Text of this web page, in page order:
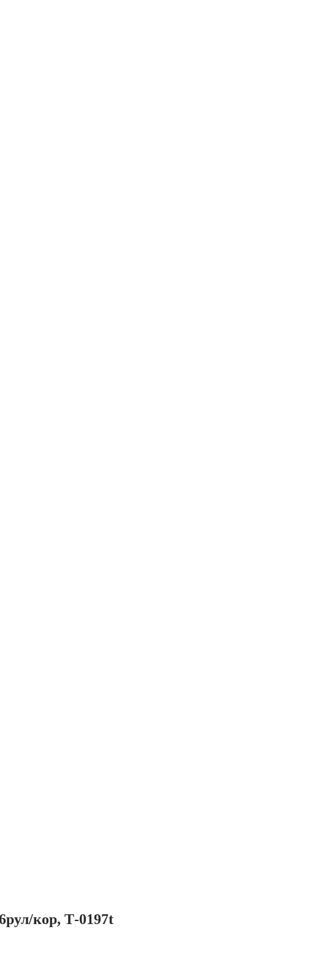
кор, Т-0197t